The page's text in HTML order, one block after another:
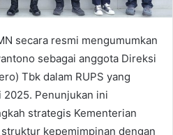
secara resmi mengumumkan
sebagai anggota Direksi
Tbk dalam RUPS yang
2025. Penunjukan ini
strategis Kementerian
kepemimpinan dengan